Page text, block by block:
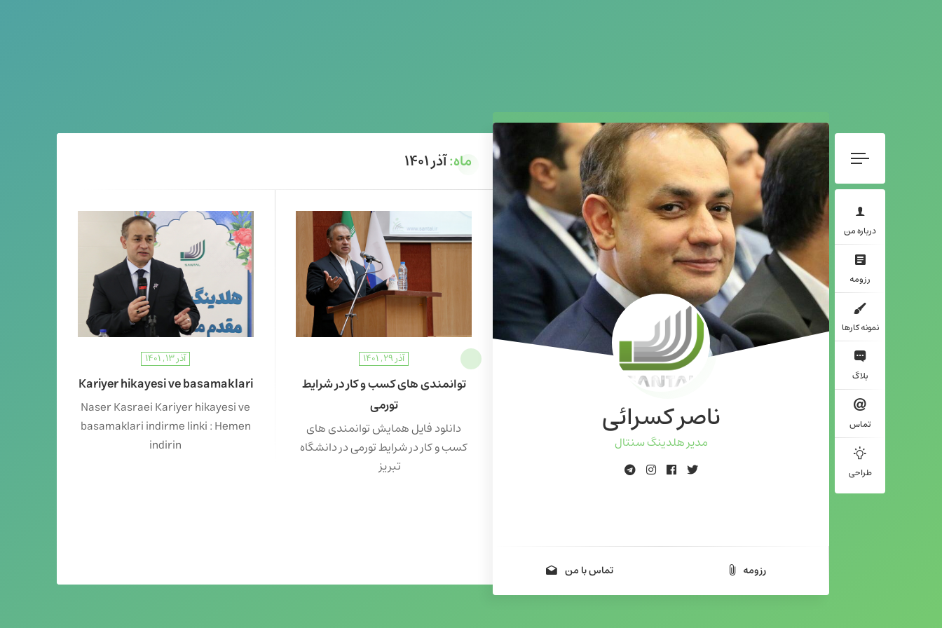
درباره من
رزومه
نمونه کارها
بلاگ
تماس
طراحی
ناصر کسرائی
مدیر هلدینگ سنتال
رزومه تماس با من
ماه:آذر ۱۴۰۱
آذر ۲۹, ۱۴۰۱
توانمندی های کسب و کار در شرایط
تورمی
دانلود فایل همایش توانمندی های
کسب و کار در شرایط تورمی در دانشگاه
تبریز
آذر ۱۳, ۱۴۰۱
Kariyer hikayesi ve basamaklari
Naser Kasraei Kariyer hikayesi ve
basamaklari indirme linki : Hemen
indirin